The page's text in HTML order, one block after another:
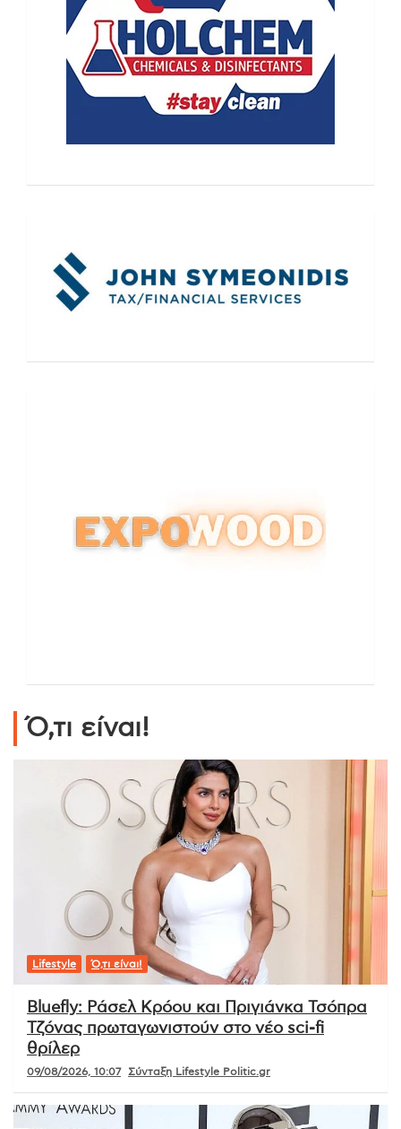
Ό,τι είναι!
Lifestyle Ό,τι είναι!
Bluefly: Ράσελ Κρόου και Πριγιάνκα Τσόπρα
Τζόνας πρωταγωνιστούν στο νέο sci-fi
θρίλερ
09/08/2026, 10:07 Σύνταξη Lifestyle Politic.gr